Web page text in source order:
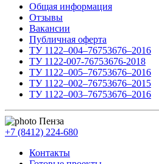
Общая информация
Отзывы
Вакансии
Публичная оферта
ТУ 1122–004–76753676–2016
ТУ 1122-007-76753676-2018
ТУ 1122–005–76753676–2016
ТУ 1122–002–76753676–2015
ТУ 1122–003–76753676–2016
Пенза
+7 (8412) 224-680
Контакты